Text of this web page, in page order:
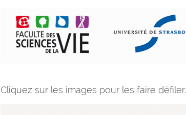
Cliquez sur les images pour les faire défiler.